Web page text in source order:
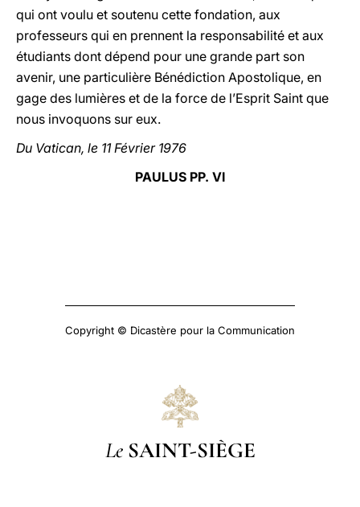
qui ont voulu et soutenu cette fondation, aux
professeurs qui en prennent la responsabilité et aux
étudiants dont dépend pour une grande part son
avenir, une particulière Bénédiction Apostolique, en
gage des lumières et de la force de l’Esprit Saint que
nous invoquons sur eux.
Du Vatican, le 11 Février 1976
PAULUS PP. VI
Copyright © Dicastère pour la Communication
Le SAINT-SIÈGE